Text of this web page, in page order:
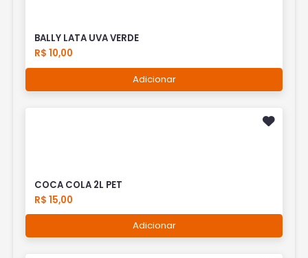
BALLY LATA UVA VERDE
R$ 10,00
Adicionar
COCA COLA 2L PET
R$ 15,00
Adicionar